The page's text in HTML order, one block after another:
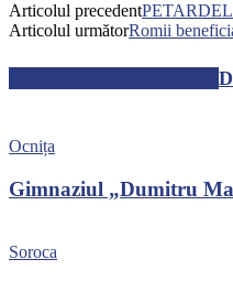
Articolul precedent
Articolul următorRomii
Ocnița
Gimnaziul „Dumitru
Soroca